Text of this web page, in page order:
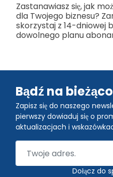
Zastanawiasz się, jak
dla Twojego biznesu?
skorzystaj z 14-dniowej
dowolnego planu
Bądź na bieżąco
Zapisz się do naszego
pierwszy dowiaduj się o
aktualizacjach i
Dołącz do